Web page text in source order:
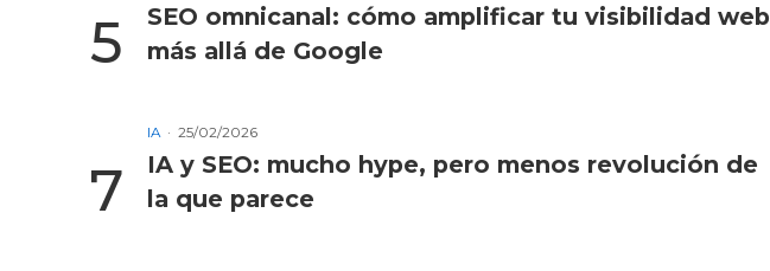
SEO omnicanal: cómo amplificar tu visibilidad web
más allá de Google
IA 25/02/2026
IA y SEO: mucho hype, pero menos revolución de
la que parece